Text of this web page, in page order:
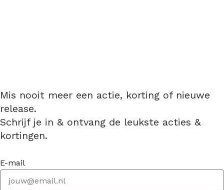
Mis nooit meer een actie, korting of nieuwe
release.
Schrijf je in & ontvang de leukste acties &
kortingen.
E-mail